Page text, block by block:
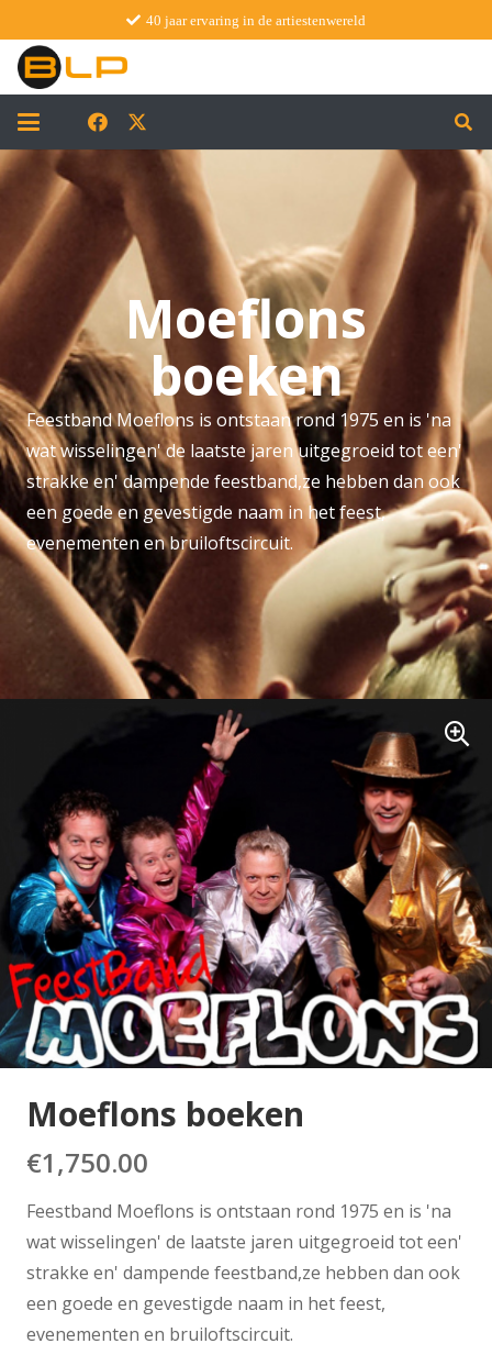
40 jaar ervaring in de artiestenwereld
Moeflons
boeken
Feestband Moeflons is ontstaan rond 1975 en is 'na
wat wisselingen' de laatste jaren uitgegroeid tot een'
strakke en' dampende feestband,ze hebben dan ook
een goede en gevestigde naam in het feest,
evenementen en bruiloftscircuit.
Moeflons boeken
€1,750.00
Feestband Moeflons is ontstaan rond 1975 en is 'na
wat wisselingen' de laatste jaren uitgegroeid tot een'
strakke en' dampende feestband,ze hebben dan ook
een goede en gevestigde naam in het feest,
evenementen en bruiloftscircuit.